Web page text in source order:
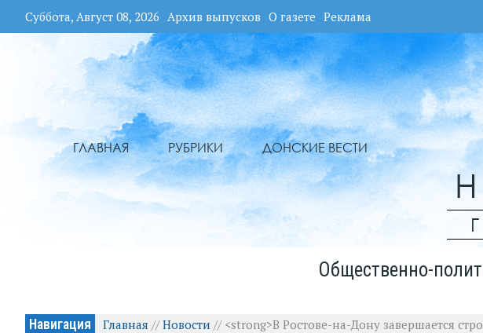
Суббота, Август 08, 2026 Архив выпусков О газете Реклама
ГЛАВНАЯ РУБРИКИ ДОНСКИЕ ВЕСТИ
Общественно-
Навигация Главная //Новости // <strong>В Ростове-на-Дону завершается